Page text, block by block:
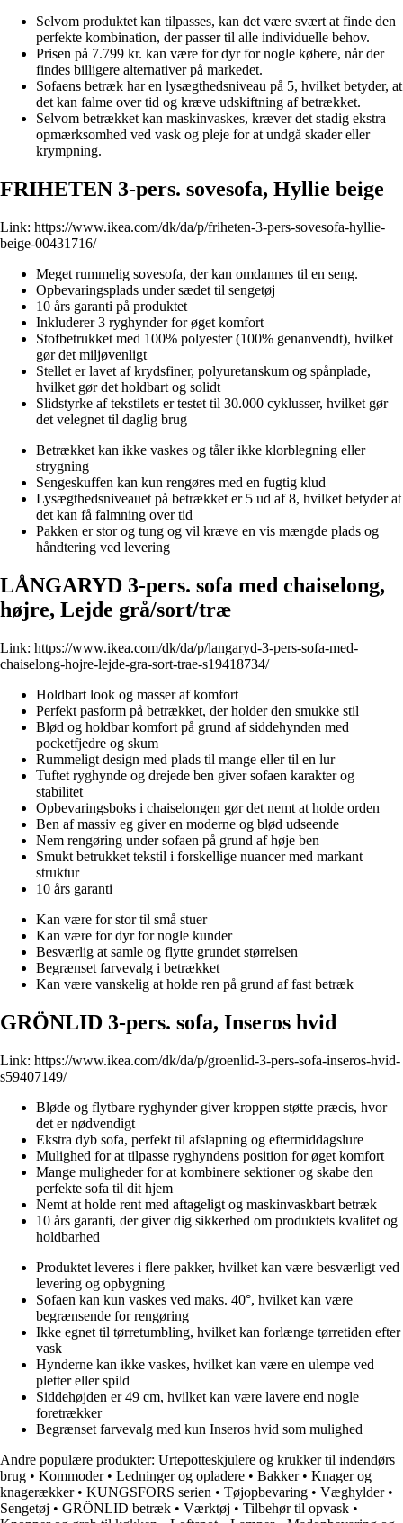
Selvom produktet kan tilpasses, kan det være svært at finde den
perfekte kombination, der passer til alle individuelle behov.
Prisen på 7.799 kr. kan være for dyr for nogle købere, når der
findes billigere alternativer på markedet.
Sofaens betræk har en lysægthedsniveau på 5, hvilket betyder, at
det kan falme over tid og kræve udskiftning af betrækket.
Selvom betrækket kan maskinvaskes, kræver det stadig ekstra
opmærksomhed ved vask og pleje for at undgå skader eller
krympning.
FRIHETEN 3-pers. sovesofa, Hyllie beige
Link: https://www.ikea.com/dk/da/p/friheten-3-pers-sovesofa-hyllie-
beige-00431716/
Meget rummelig sovesofa, der kan omdannes til en seng.
Opbevaringsplads under sædet til sengetøj
10 års garanti på produktet
Inkluderer 3 ryghynder for øget komfort
Stofbetrukket med 100% polyester (100% genanvendt), hvilket
gør det miljøvenligt
Stellet er lavet af krydsfiner, polyuretanskum og spånplade,
hvilket gør det holdbart og solidt
Slidstyrke af tekstilets er testet til 30.000 cyklusser, hvilket gør
det velegnet til daglig brug
Betrækket kan ikke vaskes og tåler ikke klorblegning eller
strygning
Sengeskuffen kan kun rengøres med en fugtig klud
Lysægthedsniveauet på betrækket er 5 ud af 8, hvilket betyder at
det kan få falmning over tid
Pakken er stor og tung og vil kræve en vis mængde plads og
håndtering ved levering
LÅNGARYD 3-pers. sofa med chaiselong,
højre, Lejde grå/sort/træ
Link: https://www.ikea.com/dk/da/p/langaryd-3-pers-sofa-med-
chaiselong-hojre-lejde-gra-sort-trae-s19418734/
Holdbart look og masser af komfort
Perfekt pasform på betrækket, der holder den smukke stil
Blød og holdbar komfort på grund af siddehynden med
pocketfjedre og skum
Rummeligt design med plads til mange eller til en lur
Tuftet ryghynde og drejede ben giver sofaen karakter og
stabilitet
Opbevaringsboks i chaiselongen gør det nemt at holde orden
Ben af massiv eg giver en moderne og blød udseende
Nem rengøring under sofaen på grund af høje ben
Smukt betrukket tekstil i forskellige nuancer med markant
struktur
10 års garanti
Kan være for stor til små stuer
Kan være for dyr for nogle kunder
Besværlig at samle og flytte grundet størrelsen
Begrænset farvevalg i betrækket
Kan være vanskelig at holde ren på grund af fast betræk
GRÖNLID 3-pers. sofa, Inseros hvid
Link: https://www.ikea.com/dk/da/p/groenlid-3-pers-sofa-inseros-hvid-
s59407149/
Bløde og flytbare ryghynder giver kroppen støtte præcis, hvor
det er nødvendigt
Ekstra dyb sofa, perfekt til afslapning og eftermiddagslure
Mulighed for at tilpasse ryghyndens position for øget komfort
Mange muligheder for at kombinere sektioner og skabe den
perfekte sofa til dit hjem
Nemt at holde rent med aftageligt og maskinvaskbart betræk
10 års garanti, der giver dig sikkerhed om produktets kvalitet og
holdbarhed
Produktet leveres i flere pakker, hvilket kan være besværligt ved
levering og opbygning
Sofaen kan kun vaskes ved maks. 40°, hvilket kan være
begrænsende for rengøring
Ikke egnet til tørretumbling, hvilket kan forlænge tørretiden efter
vask
Hynderne kan ikke vaskes, hvilket kan være en ulempe ved
pletter eller spild
Siddehøjden er 49 cm, hvilket kan være lavere end nogle
foretrækker
Begrænset farvevalg med kun Inseros hvid som mulighed
Andre populære produkter: Urtepotteskjulere og krukker til indendørs
brug • Kommoder• Ledninger og opladere • Bakker• Knager og
knagerækker• KUNGSFORS serien • Tøjopbevaring • Væghylder•
Sengetøj • GRÖNLID betræk • Værktøj • Tilbehør til opvask •